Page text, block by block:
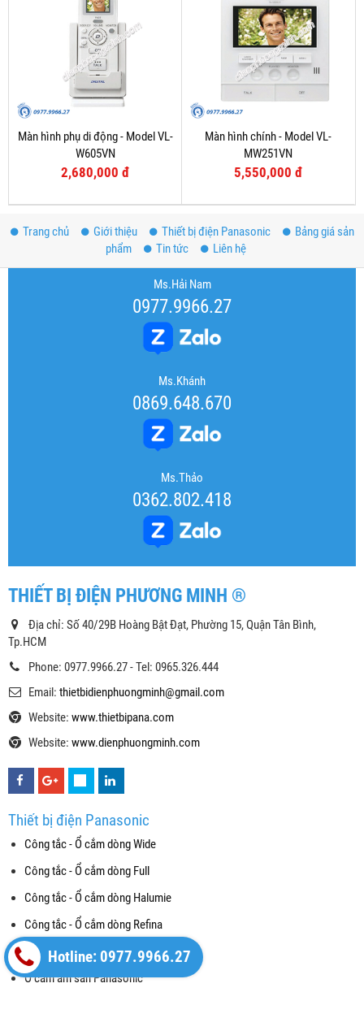
Màn hình phụ di động - Model VL-
W605VN
2,680,000 đ
Màn hình chính - Model VL-
MW251VN
5,550,000 đ
Trang chủ Giới thiệu Thiết bị điện Panasonic
Bảng giá sản
phẩm
Tin tức Liên hệ
Ms.Hải Nam
0977.9966.27
Ms.Khánh
0869.648.670
Ms.Thảo
0362.802.418
THIẾT BỊ ĐIỆN PHƯƠNG MINH ®
Địa chỉ: Số 40/29B Hoàng Bật Đạt, Phường 15, Quận Tân Bình,
Tp.HCM
Phone: 0977.9966.27 - Tel: 0965.326.444
Email: thietbidienphuongminh@gmail.com
Website: www.thietbipana.com
Website: www.dienphuongminh.com
Thiết bị điện Panasonic
Công tắc - Ổ cắm dòng Wide
Công tắc - Ổ cắm dòng Full
Công tắc - Ổ cắm dòng Halumie
Công tắc - Ổ cắm dòng Refina
Công tắc Gen-X
Ổ cắm âm sàn Panasonic
Hotline: 0977.9966.27